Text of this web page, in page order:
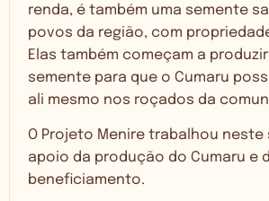
renda, é também uma semente
povos da região, com
Elas também começam a
semente para que o Cumaru
ali mesmo nos roçados da
O Projeto Menire trabalhou neste
apoio da produção do Cumaru e
beneficiamento.